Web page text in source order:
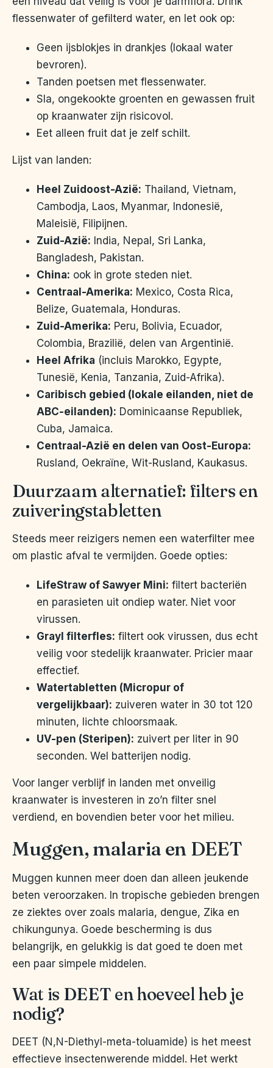
flessenwater of gefilterd water, en let ook op:
Geen ijsblokjes in drankjes (lokaal water
bevroren).
Tanden poetsen met flessenwater.
Sla, ongekookte groenten en gewassen fruit
op kraanwater zijn risicovol.
Eet alleen fruit dat je zelf schilt.
Lijst van landen:
Heel Zuidoost-Azië: Thailand, Vietnam,
Cambodja, Laos, Myanmar, Indonesië,
Maleisië, Filipijnen.
Zuid-Azië: India, Nepal, Sri Lanka,
Bangladesh, Pakistan.
China: ook in grote steden niet.
Centraal-Amerika: Mexico, Costa Rica,
Belize, Guatemala, Honduras.
Zuid-Amerika: Peru, Bolivia, Ecuador,
Colombia, Brazilië, delen van Argentinië.
Heel Afrika (incluis Marokko, Egypte,
Tunesië, Kenia, Tanzania, Zuid-Afrika).
Caribisch gebied (lokale eilanden, niet de
ABC-eilanden): Dominicaanse Republiek,
Cuba, Jamaica.
Centraal-Azië en delen van Oost-Europa:
Rusland, Oekraïne, Wit-Rusland, Kaukasus.
Duurzaam alternatief: filters en
zuiveringstabletten
Steeds meer reizigers nemen een waterfilter mee
om plastic afval te vermijden. Goede opties:
LifeStraw of Sawyer Mini: filtert bacteriën
en parasieten uit ondiep water. Niet voor
virussen.
Grayl filterfles: filtert ook virussen, dus echt
veilig voor stedelijk kraanwater. Pricier maar
effectief.
Watertabletten (Micropur of
vergelijkbaar): zuiveren water in 30 tot 120
minuten, lichte chloorsmaak.
UV-pen (Steripen): zuivert per liter in 90
seconden. Wel batterijen nodig.
Voor langer verblijf in landen met onveilig
kraanwater is investeren in zo’n filter snel
verdiend, en bovendien beter voor het milieu.
Muggen, malaria en DEET
Muggen kunnen meer doen dan alleen jeukende
beten veroorzaken. In tropische gebieden brengen
ze ziektes over zoals malaria, dengue, Zika en
chikungunya. Goede bescherming is dus
belangrijk, en gelukkig is dat goed te doen met
een paar simpele middelen.
Wat is DEET en hoeveel heb je
nodig?
DEET (N,N-Diethyl-meta-toluamide) is het meest
effectieve insectenwerende middel. Het werkt